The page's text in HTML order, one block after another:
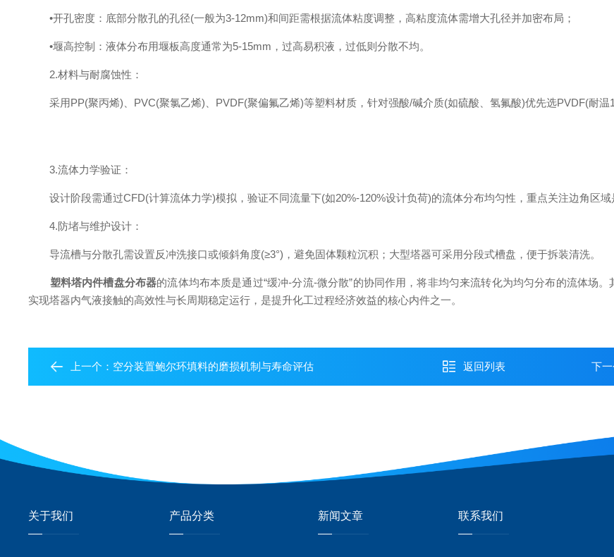
•开孔密度：底部分散孔的孔径(一般为3-12mm)和间距需根据流体粘度调整，高粘度流体需增大孔径并加密布局；
•堰高控制：液体分布用堰板高度通常为5-15mm，过高易积液，过低则分散不均。
2.材料与耐腐蚀性：
采用PP(聚丙烯)、PVC(聚氯乙烯)、PVDF(聚偏氟乙烯)等塑料材质，针对强酸/碱介质(如硫酸、氢氟酸)优先选PVDF(耐温
3.流体力学验证：
设计阶段需通过CFD(计算流体力学)模拟，验证不同流量下(如20%-120%设计负荷)的流体分布均匀性，重点关注边角区域
4.防堵与维护设计：
导流槽与分散孔需设置反冲洗接口或倾斜角度(≥3°)，避免固体颗粒沉积；大型塔器可采用分段式槽盘，便于拆装清洗。
塑料塔内件槽盘分布器的流体均布本质是通过“缓冲-分流-微分散”的协同作用，将非均匀来流转化为均匀分布的流体场
实现塔器内气液接触的高效性与长周期稳定运行，是提升化工过程经济效益的核心内件之一。
上一个： 空分装置鲍尔环填料的磨损机制与寿命评估 返回列表 下一
关于我们 产品分类 新闻文章 联系我们